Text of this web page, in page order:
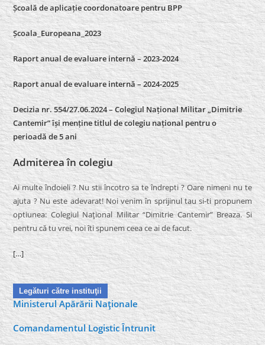
Școală de aplicație coordonatoare pentru BPP
Școala_Europeana_2023
Raport anual de evaluare internă – 2023-2024
Raport anual de evaluare internă –2024-2025
Decizia nr. 554/27.06.2024 – Colegiul Național Militar „Dimitrie
Cantemir” își menține titlul de colegiu național pentru o
perioadă de 5 ani
Admiterea în colegiu
Ai multe îndoieli ? Nu stii încotro sa te îndrepti ? Oare nimeni nu te
ajuta ? Nu este adevarat! Noi venim în sprijinul tau si-ti propunem
optiunea: Colegiul Naţional Militar “Dimitrie Cantemir” Breaza. Si
pentru că tu vrei, noi îti spunem ceea ce ai de facut.
[…]
Legături către instituţii
Ministerul Apărării Naţionale
Comandamentul Logistic Întrunit